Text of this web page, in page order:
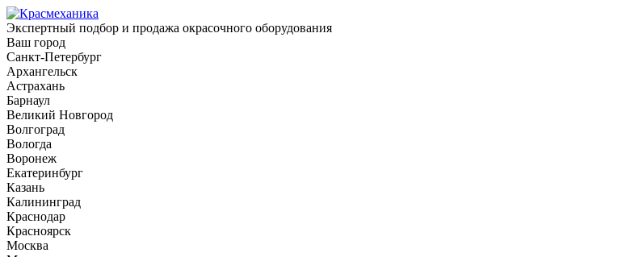
Экспертный подбор и продажа окрасочного оборудования
Ваш город
Санкт-Петербург
Архангельск
Астрахань
Барнаул
Великий Новгород
Волгоград
Вологда
Воронеж
Екатеринбург
Казань
Калининград
Краснодар
Красноярск
Москва